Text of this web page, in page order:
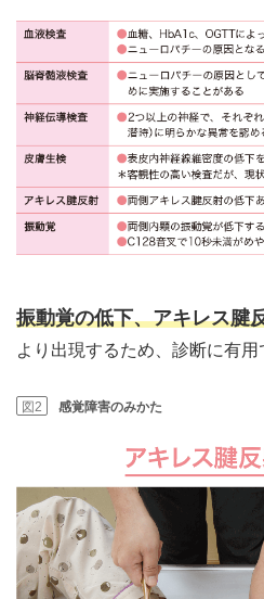
振動覚の低下、アキレス腱
より出現するため、診断に有用
図2 感覚障害のみかた